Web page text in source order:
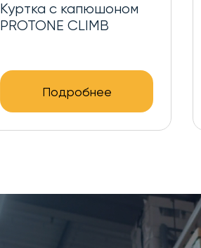
Куртка с капюшоном
PROTONE CLIMB
Подробнее